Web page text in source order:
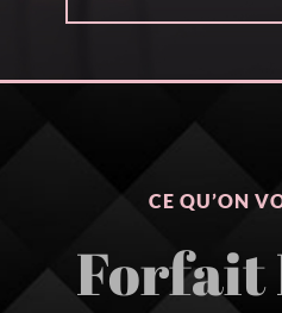
CE QU’ON
Forfait